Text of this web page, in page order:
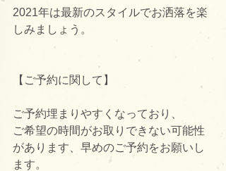
2021年は最新のスタイルでお洒落を楽
しみましょう。
【ご予約に関して】
ご予約埋まりやすくなっており、
ご希望の時間がお取りできない可能性
があります、早めのご予約をお願いし
ます。